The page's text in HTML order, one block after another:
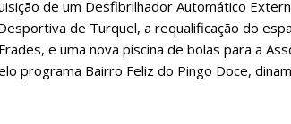
de um Desfibrilhador Automático
de Turquel, a requalificação do
e uma nova piscina de bolas para a
programa Bairro Feliz do Pingo Doce,